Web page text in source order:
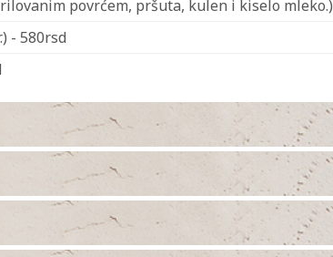
povrćem, pršuta, kulen i kiselo
- 580rsd